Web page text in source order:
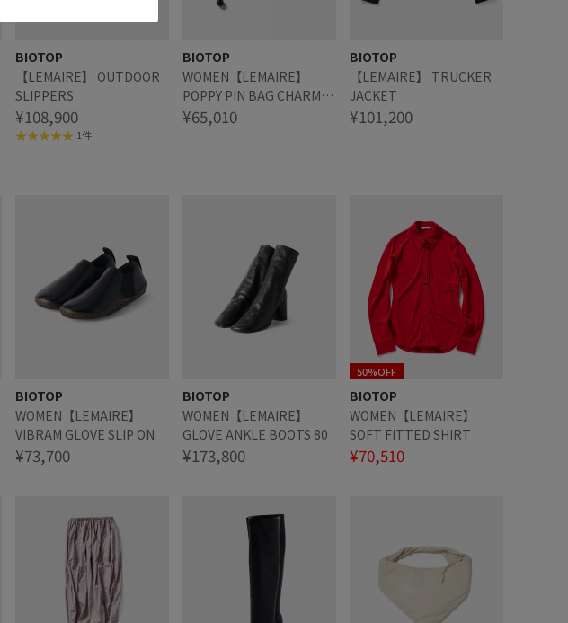
BIOTOP
【LEMAIRE】 OUTDOOR
SLIPPERS
¥108,900
1件
BIOTOP
WOMEN【LEMAIRE】
POPPY PIN BAG CHARMS
ONYX BEAD
¥65,010
BIOTOP
【LEMAIRE】 TRUCKER
JACKET
¥101,200
BIOTOP
WOMEN【LEMAIRE】
VIBRAM GLOVE SLIP ON
¥73,700
BIOTOP
WOMEN【LEMAIRE】
GLOVE ANKLE BOOTS 80
¥173,800
50%OFF
BIOTOP
WOMEN【LEMAIRE】
SOFT FITTED SHIRT
¥70,510